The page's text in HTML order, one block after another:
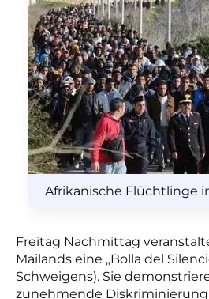
Afrikanische Flüchtlinge
Freitag Nachmittag
Mailands eine „Bolla del
Schweigens). Sie
zunehmende